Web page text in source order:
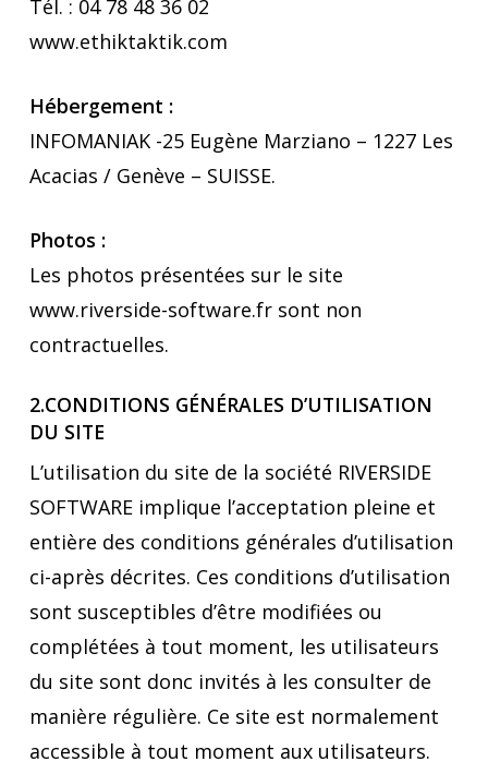
Tél. : 04 78 48 36 02
www.ethiktaktik.com
Hébergement :
INFOMANIAK -25 Eugène Marziano – 1227 Les
Acacias / Genève – SUISSE.
Photos :
Les photos présentées sur le site
www.riverside-software.fr sont non
contractuelles.
2.CONDITIONS GÉNÉRALES D’UTILISATION
DU SITE
L’utilisation du site de la société RIVERSIDE
SOFTWARE implique l’acceptation pleine et
entière des conditions générales d’utilisation
ci-après décrites. Ces conditions d’utilisation
sont susceptibles d’être modifiées ou
complétées à tout moment, les utilisateurs
du site sont donc invités à les consulter de
manière régulière. Ce site est normalement
accessible à tout moment aux utilisateurs.